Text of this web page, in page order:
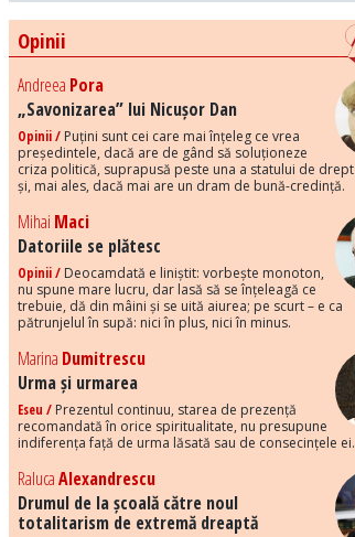
Opinii
Andreea Pora
„Savonizarea” lui Nicușor Dan
Opinii / Puțini sunt cei care mai înțeleg ce vrea
președintele, dacă are de gând să soluționeze
criza politică, suprapusă peste una a statului de drept
și, mai ales, dacă mai are un dram de bună-credință.
Mihai Maci
Datoriile se plătesc
Opinii / Deocamdată e liniștit: vorbește monoton,
nu spune mare lucru, dar lasă să se înțeleagă ce
trebuie, dă din mâini și se uită aiurea; pe scurt – e ca
pătrunjelul în supă: nici în plus, nici în minus.
Marina Dumitrescu
Urma și urmarea
Eseu / Prezentul continuu, starea de prezență
recomandată în orice spiritualitate, nu presupune
indiferența față de urma lăsată sau de consecințele ei.
RalucaAlexandrescu
Drumul de la școală către noul
totalitarism de extremă dreaptă